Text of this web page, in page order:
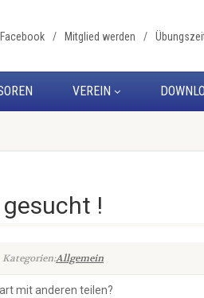
Facebook Mitglied werden
VEREIN
!
Kategorien:Allgemein
mit anderen teilen?